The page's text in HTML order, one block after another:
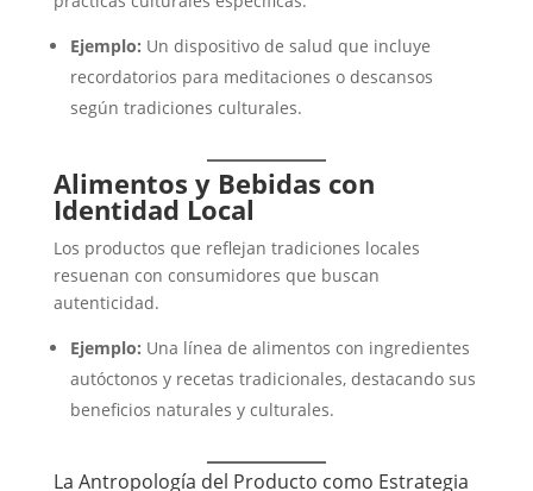
Ejemplo: Un dispositivo de salud que incluye
recordatorios para meditaciones o descansos
según tradiciones culturales.
Alimentos y Bebidas con
Identidad Local
Los productos que reflejan tradiciones locales
resuenan con consumidores que buscan
autenticidad.
Ejemplo: Una línea de alimentos con ingredientes
autóctonos y recetas tradicionales, destacando sus
beneficios naturales y culturales.
La Antropología del Producto como Estrategia